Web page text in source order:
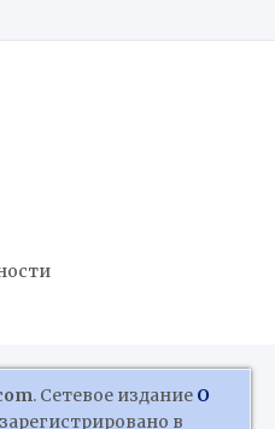
. Сетевое издание О
зарегистрировано в